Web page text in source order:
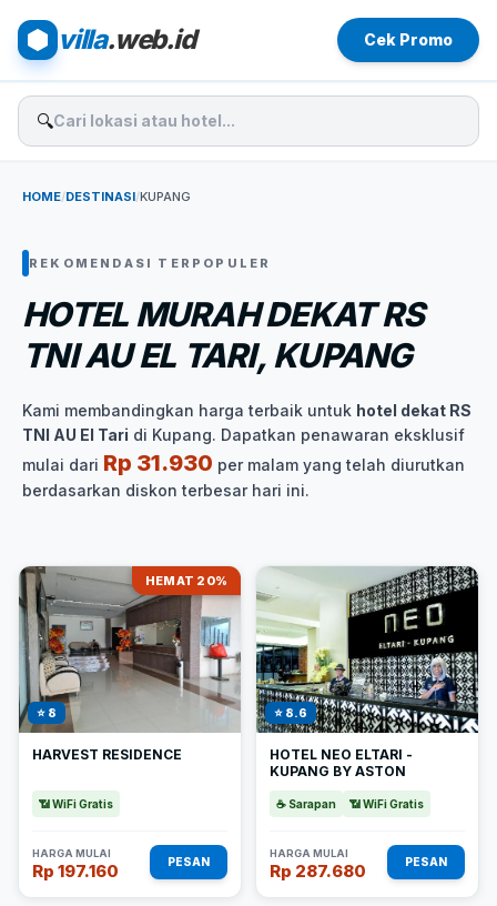
villa.web.id Cek Promo
🔍
HOME/DESTINASI/KUPANG
REKOMENDASI TERPOPULER
HOTEL MURAH DEKAT RS
TNI AU EL TARI, KUPANG
Kami membandingkan harga terbaik untuk hotel dekat RS
TNI AU El Tari di Kupang. Dapatkan penawaran eksklusif
mulai dari Rp 31.930 per malam yang telah diurutkan
berdasarkan diskon terbesar hari ini.
HEMAT 20%
⭐ 8
HARVEST RESIDENCE
📶 WiFi Gratis
HARGA MULAI
Rp 197.160 PESAN
⭐ 8.6
HOTEL NEO ELTARI -
KUPANG BY ASTON
☕ Sarapan 📶 WiFi Gratis
HARGA MULAI
Rp 287.680 PESAN